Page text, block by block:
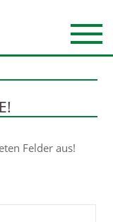
Felder aus!